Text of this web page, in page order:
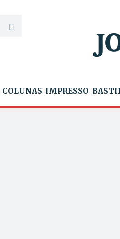
COLUNAS IMPRESSO